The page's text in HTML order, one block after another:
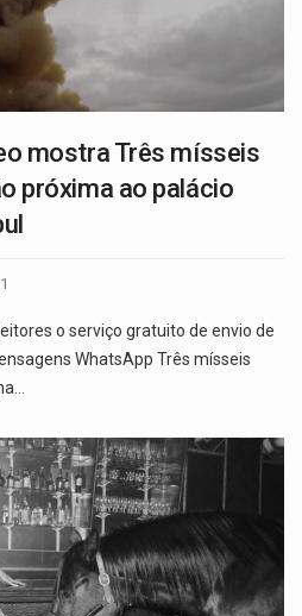
mostra Três mísseis
próxima ao palácio
o serviço gratuito de envio de
WhatsApp Três mísseis